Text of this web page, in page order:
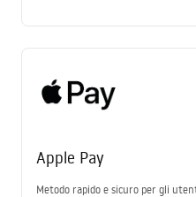
Apple Pay
Metodo rapido e sicuro per gli